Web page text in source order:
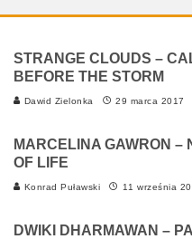
STRANGE CLOUDS –
BEFORE THE STORM
Dawid Zielonka 29 marca 2017
MARCELINA GAWRON –
OF LIFE
Konrad Puławski 11 września
DWIKI DHARMAWAN –